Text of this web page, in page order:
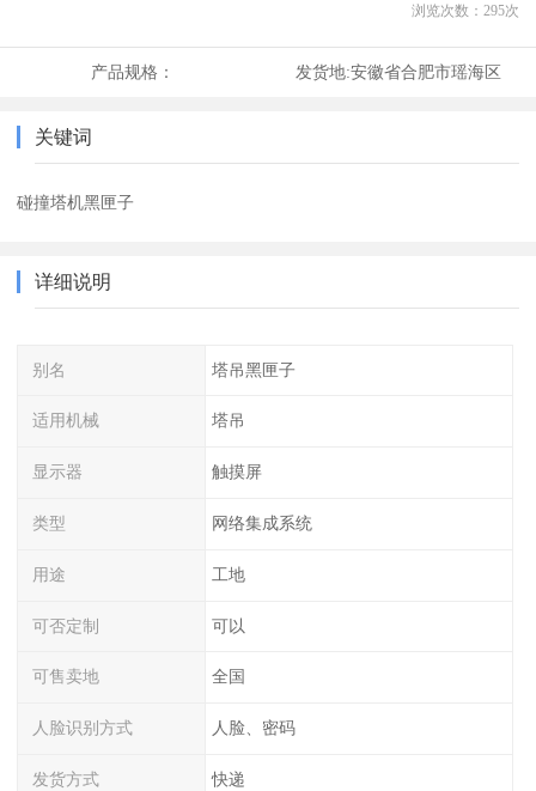
浏览次数： 295次
产品规格： 发货地:安徽省合肥市瑶海区
关键词
碰撞塔机黑匣子
详细说明
别名 塔吊黑匣子
适用机械 塔吊
显示器 触摸屏
类型 网络集成系统
用途 工地
可否定制 可以
可售卖地 全国
人脸识别方式 人脸、密码
发货方式 快递